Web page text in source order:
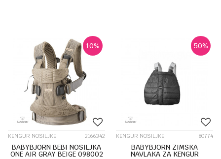
10%
KENGUR NOSILJKE 2166342
BABYBJORN BEBI NOSILJKA
ONE AIR GRAY BEIGE 098002
50%
KENGUR NOSILJKE 80774
BABYBJORN ZIMSKA
NAVLAKA ZA KENGUR